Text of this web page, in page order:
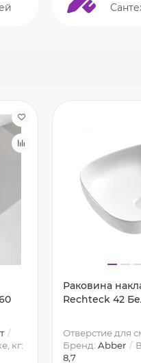
кг:
Раковина
Rechteck 42
Отверстие для
Бренд: Abber
8,7